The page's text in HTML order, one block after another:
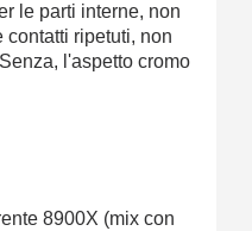
le parti interne, non
contatti ripetuti, non
l'aspetto cromo
8900X (mix con